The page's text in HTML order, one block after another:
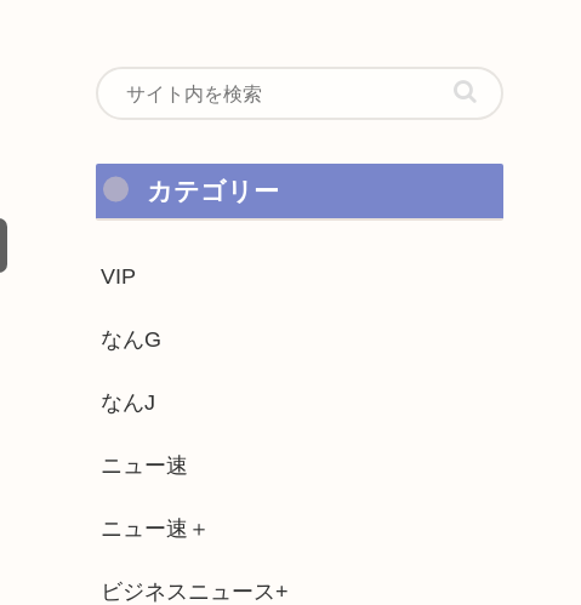
カテゴリー
VIP
なんG
なんJ
ニュー速
ニュー速＋
ビジネスニュース+